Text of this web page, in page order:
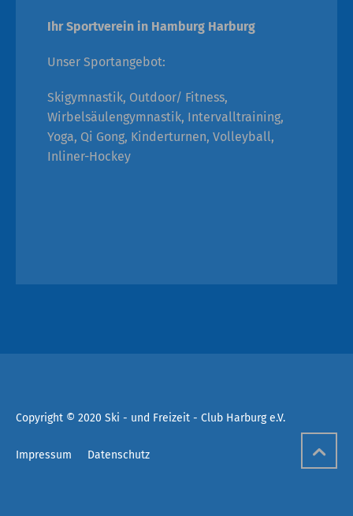
Ihr Sportverein in Hamburg Harburg
Unser Sportangebot:
Skigymnastik, Outdoor/ Fitness,
Wirbelsäulengymnastik, Intervalltraining,
Yoga, Qi Gong, Kinderturnen, Volleyball,
Inliner-Hockey
Copyright © 2020 Ski - und Freizeit - Club Harburg e.V.
Impressum Datenschutz